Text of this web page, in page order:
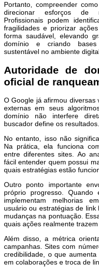
Portanto, compreender
direcionar esforços de
Profissionais podem
fragilidades e priorizar
forma saudável, elevando
domínio e criando
sustentável no ambiente
Autoridade de
oficial de
O Google já afirmou diversas
externas em seus
domínio não interfere
buscador define os resultados.
No entanto, isso não
Na prática, ela funciona
entre diferentes sites. Ao
fácil entender quem possui
quais estratégias estão
Outro ponto importante
próprio progresso. Quando
implementam melhorias
usuário ou estratégias de
mudanças na pontuação.
quais ações realmente trazem
Além disso, a métrica
campanhas. Sites com
credibilidade, o que
em colaborações e troca de